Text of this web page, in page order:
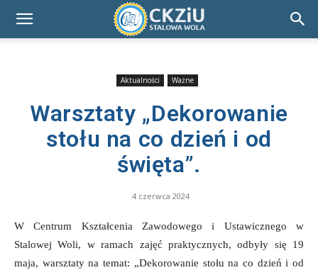
Aktualności Ważne
Warsztaty „Dekorowanie
stołu na co dzień i od
święta”.
4 czerwca 2024
W Centrum Kształcenia Zawodowego i Ustawicznego w
Stalowej Woli, w ramach zajęć praktycznych, odbyły się 19
maja, warsztaty na temat: „Dekorowanie stołu na co dzień i od